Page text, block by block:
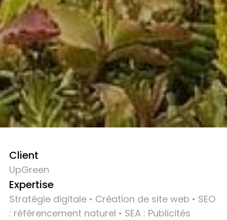
Client
UpGreen
Expertise
Stratégie digitale • Création de site web • SEO
: référencement naturel • SEA : Publicités